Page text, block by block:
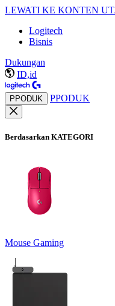
LEWATI KE KONTEN
Logitech
Bisnis
Dukungan
ID,id
PPODUK PPODUK
Berdasarkan KATEGORI
Mouse Gaming